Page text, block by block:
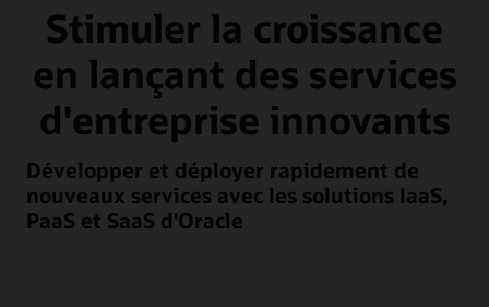
Stimuler la croissance
en lançant des services
d'entreprise innovants
Développer et déployer rapidement de
nouveaux services avec les solutions IaaS,
PaaS et SaaS d'Oracle